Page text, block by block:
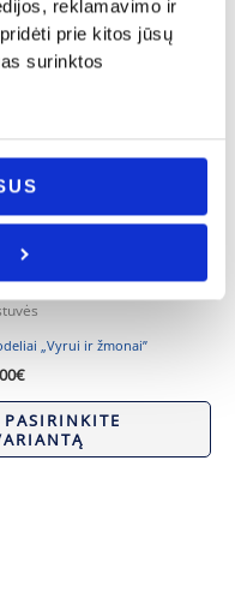
reklamavimo ir
prie kitos jūsų
surinktos
„Vyrui ir žmonai”
€